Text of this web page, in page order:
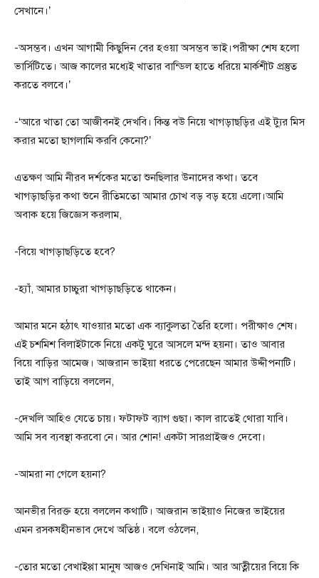
সেখানে।’
-অসম্ভব। এখন আগামী কিছুদিন বের হওয়া অসম্ভব ভাই।পরীক্ষা শেষ হলো
ভার্সিটিতে। আজ কালের মধ্যেই খাতার বান্ডিল হাতে ধরিয়ে মার্কশীট প্রস্তুত
করতে বলবে।’
-‘আরে খাতা তো আজীবনই দেখবি। কিন্ত বউ নিয়ে খাগড়াছড়ির এই ট্যুর মিস
করার মতো ছাগলামি করবি কেনো?’
এতক্ষণ আমি নীরব দর্শকের মতো শুনছিলার উনাদের কথা। তবে
খাগড়াছড়ির কথা শুনে রীতিমতো আমার চোখ বড় বড় হয়ে এলো।আমি
অবাক হয়ে জিজ্ঞেস করলাম,
-বিয়ে খাগড়াছড়িতে হবে?
-হ্যাঁ, আমার চাচ্চুরা খাগড়াছড়িতে থাকেন।
আমার মনে হঠাৎ যাওয়ার মতো এক ব্যাকুলতা তৈরি হলো। পরীক্ষাও শেষ।
এই চশমিশ বিলাইটাকে নিয়ে একটু ঘুরে আসলে মন্দ হয়না। তাও আবার
বিয়ে বাড়ির আমেজ। আজরান ভাইয়া ধরতে পেরেছেন আমার উদ্দীপনাটি।
তাই আগ বাড়িয়ে বললেন,
-দেখলি আহিও যেতে চায়। ফটাফট ব্যাগ গুছা। কাল রাতেই থোরা যাবি।
আমি সব ব্যবস্থা করবো নে। আর শোন! একটা সারপ্রাইজও দেবো।
-আমরা না গেলে হয়না?
আনভীর বিরক্ত হয়ে বললেন কথাটি। আজরান ভাইয়াও নিজের ভাইয়ের
এমন রসকষহীনভাব দেখে অতিষ্ঠ। বলে ওঠলেন,
-তোর মতো বেখাইপ্পা মানুষ আজও দেখিনাই আমি। আর আত্নীয়ের বিয়ে কি